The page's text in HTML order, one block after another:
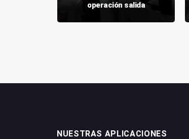
operación salida
NUESTRAS APLICACIONES